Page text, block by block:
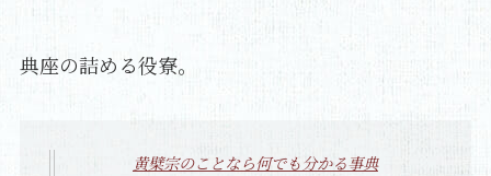
典座の詰める役寮。
黄檗宗のことなら何でも分かる事典